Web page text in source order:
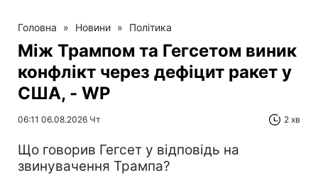
Головна » Новини » Політика
Між Трампом та Гегсетом виник
конфлікт через дефіцит ракет у
США, - WP
06:11 06.08.2026 Чт 2 хв
Що говорив Гегсет у відповідь на
звинувачення Трампа?